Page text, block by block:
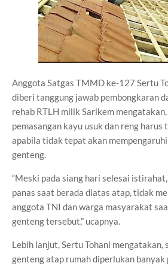
Anggota Satgas TMMD ke-127 Sertu
diberi tanggung jawab pembongkaran
rehab RTLH milik Sarikem
pemasangan kayu usuk dan reng harus
apabila tidak tepat akan
genteng.
“Meski pada siang hari selesai
panas saat berada diatas atap, tidak
anggota TNI dan warga masyarakat
genteng tersebut,” ucapnya.
Lebih lanjut, Sertu Tohani mengatakan,
genteng atap rumah diperlukan banyak